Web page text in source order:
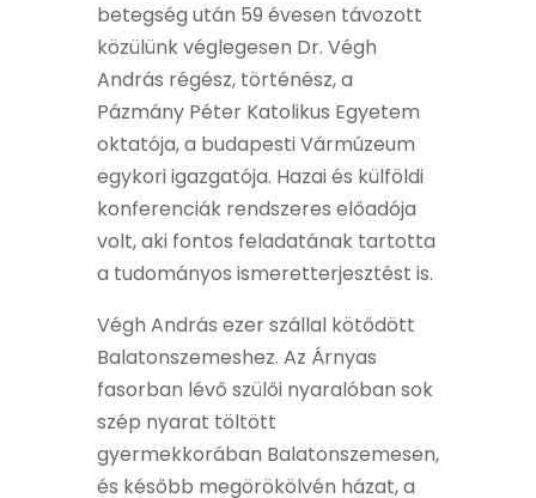
betegség után 59 évesen távozott
közülünk véglegesen Dr. Végh
András régész, történész, a
Pázmány Péter Katolikus Egyetem
oktatója, a budapesti Vármúzeum
egykori igazgatója. Hazai és külföldi
konferenciák rendszeres előadója
volt, aki fontos feladatának tartotta
a tudományos ismeretterjesztést is.
Végh András ezer szállal kötődött
Balatonszemeshez. Az Árnyas
fasorban lévő szülői nyaralóban sok
szép nyarat töltött
gyermekkorában Balatonszemesen,
és később megörökölvén házat, a